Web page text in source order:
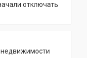
отключать